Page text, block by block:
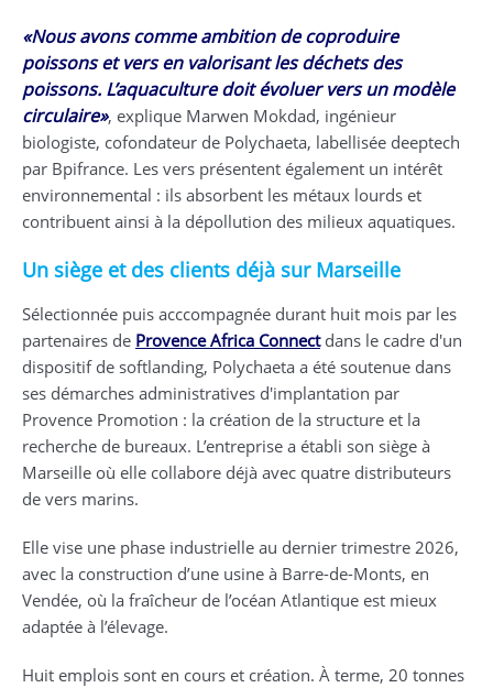
«Nous avons comme ambition de coproduire
poissons et vers en valorisant les déchets des
poissons. L’aquaculture doit évoluer vers un modèle
circulaire», explique Marwen Mokdad, ingénieur
biologiste, cofondateur de Polychaeta, labellisée deeptech
par Bpifrance. Les vers présentent également un intérêt
environnemental : ils absorbent les métaux lourds et
contribuent ainsi à la dépollution des milieux aquatiques.
Un siège et des clients déjà sur Marseille
Sélectionnée puis acccompagnée durant huit mois par les
partenaires de Provence Africa Connect dans le cadre d'un
dispositif de softlanding, Polychaeta a été soutenue dans
ses démarches administratives d'implantation par
Provence Promotion : la création de la structure et la
recherche de bureaux. L’entreprise a établi son siège à
Marseille où elle collabore déjà avec quatre distributeurs
de vers marins.
Elle vise une phase industrielle au dernier trimestre 2026,
avec la construction d’une usine à Barre-de-Monts, en
Vendée, où la fraîcheur de l’océan Atlantique est mieux
adaptée à l’élevage.
Huit emplois sont en cours et création. À terme, 20 tonnes